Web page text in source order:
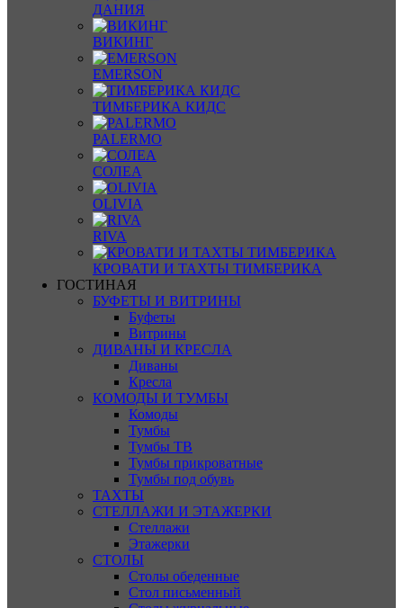
ДАНИЯ
ВИКИНГ
EMERSON
ТИМБЕРИКА КИДС
PALERMO
СОЛЕА
OLIVIA
RIVA
КРОВАТИ И ТАХТЫ ТИМБЕРИКА
ГОСТИНАЯ
БУФЕТЫ И ВИТРИНЫ
Буфеты
Витрины
ДИВАНЫ И КРЕСЛА
Диваны
Кресла
КОМОДЫ И ТУМБЫ
Комоды
Тумбы
Тумбы ТВ
Тумбы прикроватные
Тумбы под обувь
ТАХТЫ
СТЕЛЛАЖИ И ЭТАЖЕРКИ
Стеллажи
Этажерки
СТОЛЫ
Столы обеденные
Стол письменный